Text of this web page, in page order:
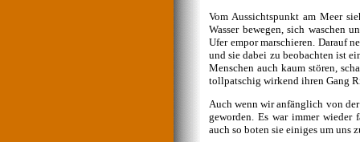
Vom Aussichtspunkt am Meer
Wasser bewegen, sich waschen
Ufer empor marschieren. Darauf
und sie dabei zu beobachten ist
Menschen auch kaum stören,
tollpatschig wirkend ihren Gang
Auch wenn wir anfänglich von
geworden. Es war immer wieder
auch so boten sie einiges um uns